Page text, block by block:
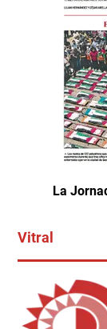
La
Vitral